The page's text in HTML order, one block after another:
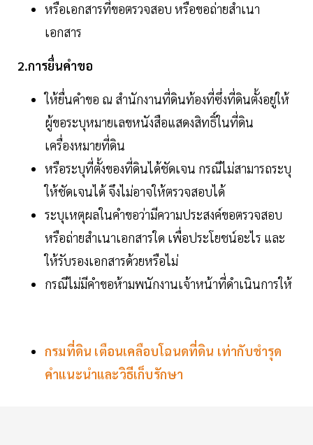
หรือเอกสารที่ขอตรวจสอบ หรือขอถ่ายสำเนา
เอกสาร
2.การยื่นคำขอ
ให้ยื่นคำขอ ณ สำนักงานที่ดินท้องที่ซึ่งที่ดินตั้งอยู่ให้
ผู้ขอระบุหมายเลขหนังสือแสดงสิทธิ์ในที่ดิน
เครื่องหมายที่ดิน
หรือระบุที่ตั้งของที่ดินได้ชัดเจน กรณีไม่สามารถระบุ
ให้ชัดเจนได้ จึงไม่อาจให้ตรวจสอบได้
ระบุเหตุผลในคำขอว่ามีความประสงค์ขอตรวจสอบ
หรือถ่ายสำเนาเอกสารใด เพื่อประโยชน์อะไร และ
ให้รับรองเอกสารด้วยหรือไม่
กรณีไม่มีคำขอห้ามพนักงานเจ้าหน้าที่ดำเนินการให้
กรมที่ดิน เตือนเคลือบโฉนดที่ดิน เท่ากับชำรุด
คำแนะนำและวิธีเก็บรักษา